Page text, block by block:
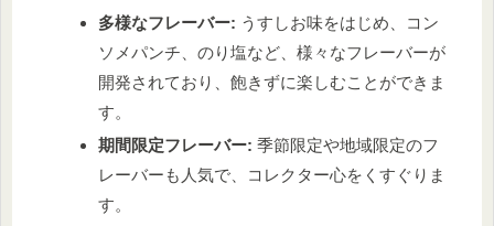
多様なフレーバー: うすしお味をはじめ、コン
ソメパンチ、のり塩など、様々なフレーバーが
開発されており、飽きずに楽しむことができま
す。
期間限定フレーバー: 季節限定や地域限定のフ
レーバーも人気で、コレクター心をくすぐりま
す。